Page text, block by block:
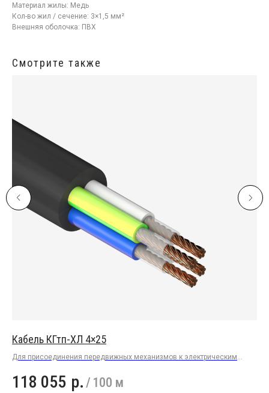
Материал жилы: Медь
Кол-во жил / сечение: 3×1,5 мм²
Внешняя оболочка: ПВХ
Смотрите также
Кабель КГтп-ХЛ 4×25
Для присоединения передвижных механизмов к электрическим
118 055 р. / 100 м